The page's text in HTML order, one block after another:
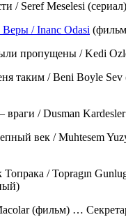
/ Seref Meselesi
/ Inanc Odasi
пропущены / Kedi
таким / Beni Boyle Sev
/ Dusman
век / Muhtesem
/ Topragın
(фильм) …